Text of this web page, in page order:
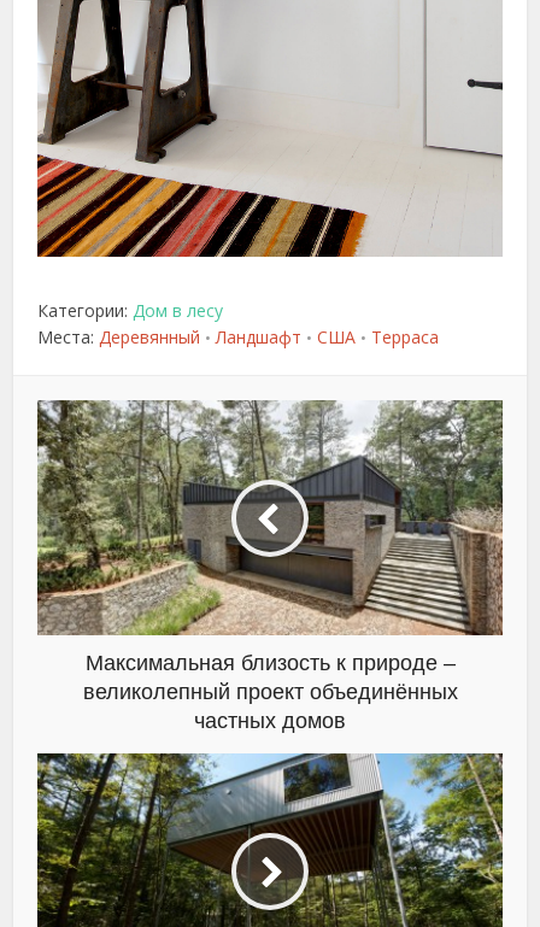
Категории:Дом в лесу
Места:Деревянный • Ландшафт • США • Терраса
Максимальная близость к природе –
великолепный проект объединённых
частных домов